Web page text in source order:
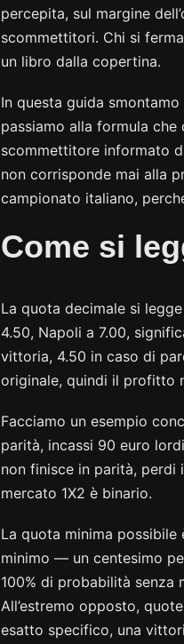
percepita, sul margine
scommettitori. Chi si
un libro dalla copertina.
In questa guida
passiamo alla formula
scommettitore informato
non corrisponde mai alla
campionato italiano,
Come si
La quota decimale si
4.50, Napoli a 7.00,
vittoria, 4.50 in caso di
originale, quindi il profitto
Facciamo un esempio
parità, incassi 90 euro
non finisce in parità, perdi
mercato 1X2 è binario.
La quota minima possibile
minimo — un centesimo
100% di probabilità senza
All’estremo opposto,
esatto specifico, una